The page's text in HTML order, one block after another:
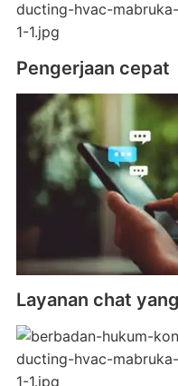
Pengerjaan cepat
Layanan chat